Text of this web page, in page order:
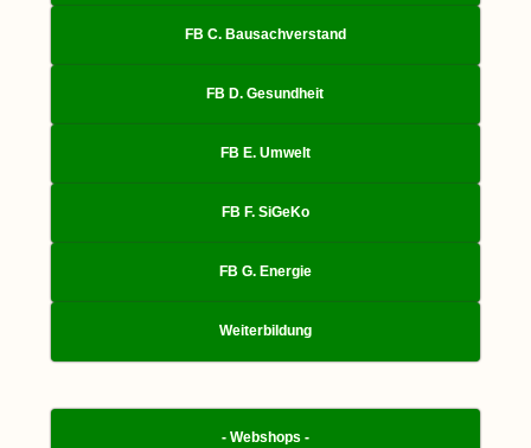
FB C. Bausachverstand
FB D. Gesundheit
FB E. Umwelt
FB F. SiGeKo
FB G. Energie
Weiterbildung
- Webshops -